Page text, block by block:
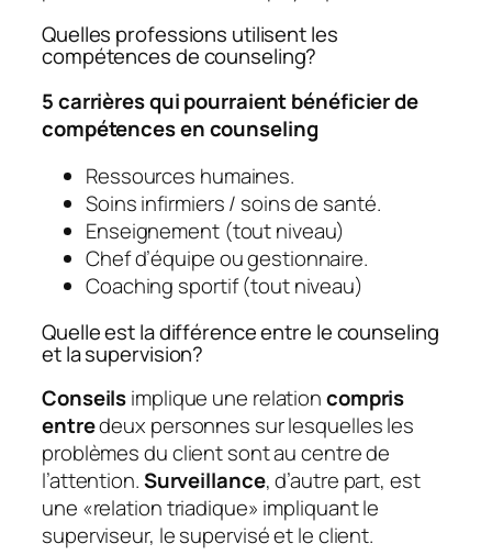
Quelles professions utilisent les
compétences de counseling?
5 carrières qui pourraient bénéficier de
compétences en counseling
Ressources humaines.
Soins infirmiers / soins de santé.
Enseignement (tout niveau)
Chef d’équipe ou gestionnaire.
Coaching sportif (tout niveau)
Quelle est la différence entre le counseling
et la supervision?
Conseilsimplique une relationcompris
entredeux personnes sur lesquelles les
problèmes du client sont au centre de
l’attention.Surveillance, d’autre part, est
une «relation triadique» impliquant le
superviseur, le supervisé et le client.